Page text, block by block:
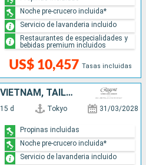
US$ 10,457 Tasas incluidas
Noche pre-crucero incluida*
Servicio de lavanderia incluido
Restaurantes de especialidades y
bebidas premium incluidos
JAPÓN, TAIWÁN, CHINA, VIETNAM, TAILANDIA, SINGAPUR
15 d Tokyo 31/03/2028
Propinas incluidas
Noche pre-crucero incluida*
Servicio de lavanderia incluido